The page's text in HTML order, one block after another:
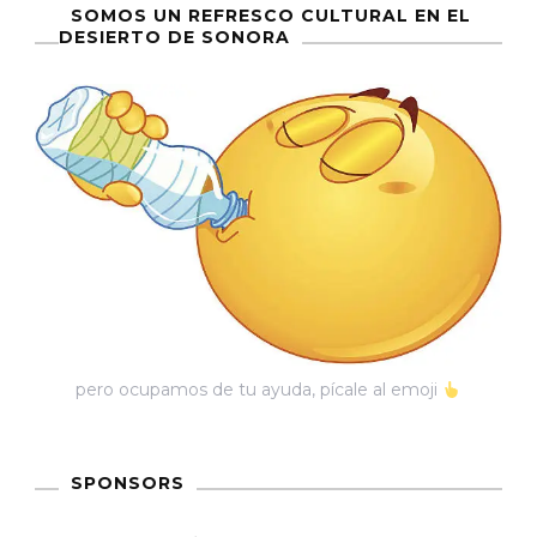
entradas
SOMOS UN REFRESCO CULTURAL EN EL
DESIERTO DE SONORA
pero ocupamos de tu ayuda, pícale al emoji
SPONSORS